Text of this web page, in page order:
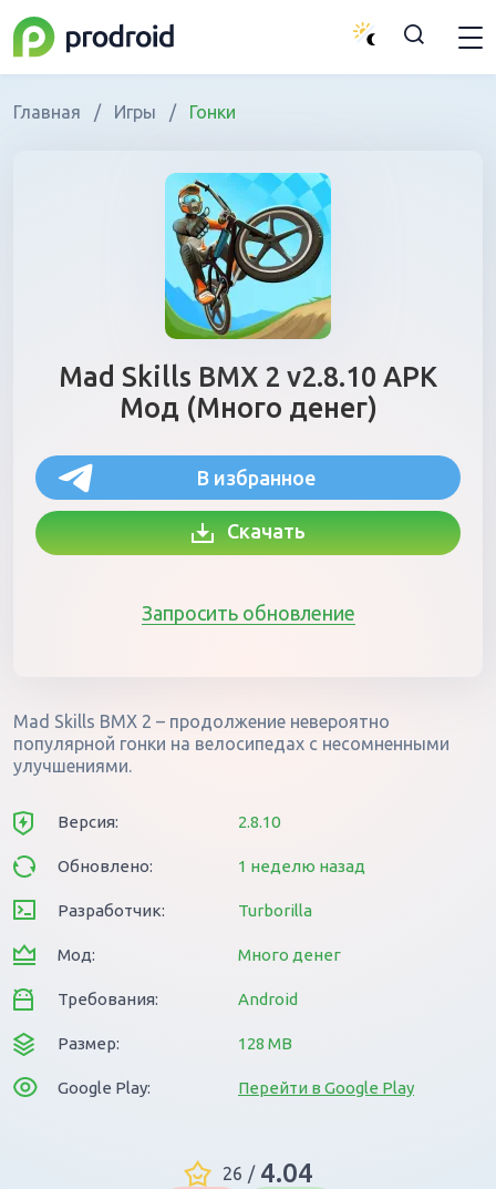
Главная / Игры / Гонки
Mad Skills BMX 2 v2.8.10 APK
Мод (Много денег)
В избранное
Скачать
Запросить обновление
Mad Skills BMX 2 – продолжение невероятно
популярной гонки на велосипедах с несомненными
улучшениями.
Версия: 2.8.10
Обновлено: 1 неделю назад
Разработчик: Turborilla
Мод: Много денег
Требования: Android
Размер: 128 MB
Google Play: Перейти в Google Play
26 / 4.04